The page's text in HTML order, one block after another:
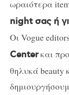
ωραιότερα
night σας ή
Οι Vogue
Centerκαι
θηλυκά beauty